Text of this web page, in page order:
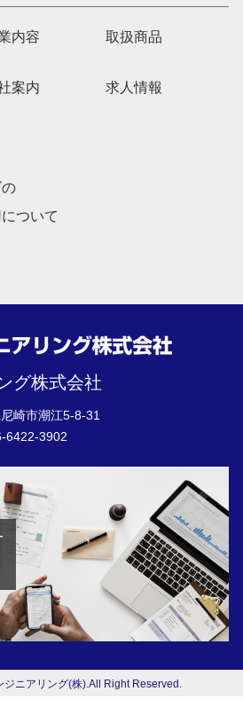
内容 取扱商品
案内 求人情報
ついて
グ株式会社
崎市潮江5-8-31
6422-3902
ニアリング(株).All Right Reserved.